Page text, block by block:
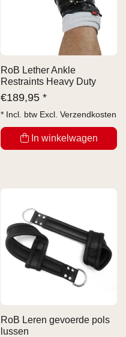
RoB Lether Ankle
Restraints Heavy Duty
€189,95 *
* Incl. btw Excl. Verzendkosten
In winkelwagen
RoB Leren gevoerde pols
lussen